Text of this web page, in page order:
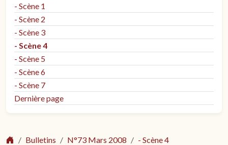
- Scène 1
- Scène 2
- Scène 3
- Scène 4
- Scène 5
- Scène 6
- Scène 7
Dernière page
Bulletins N°73 Mars 2008 - Scène 4